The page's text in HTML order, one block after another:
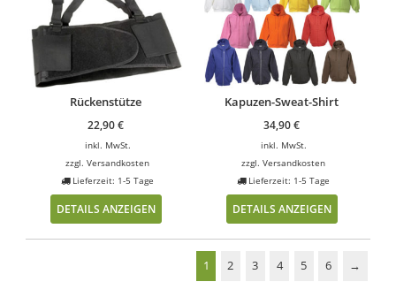
Rückenstütze
22,90€
inkl. MwSt.
zzgl.Versandkosten
Lieferzeit: 1-5 Tage
DETAILS ANZEIGEN
Kapuzen-Sweat-Shirt
34,90€
inkl. MwSt.
zzgl.Versandkosten
Lieferzeit: 1-5 Tage
DETAILS ANZEIGEN
1 2 3 4 5 6 →